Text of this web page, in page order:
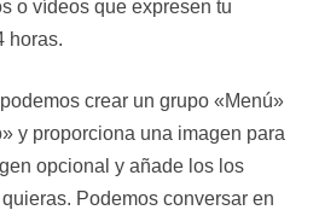
o vídeos que expresen tu
horas.
crear un grupo «Menú»
y proporciona una imagen para
opcional y añade los los
Podemos conversar en